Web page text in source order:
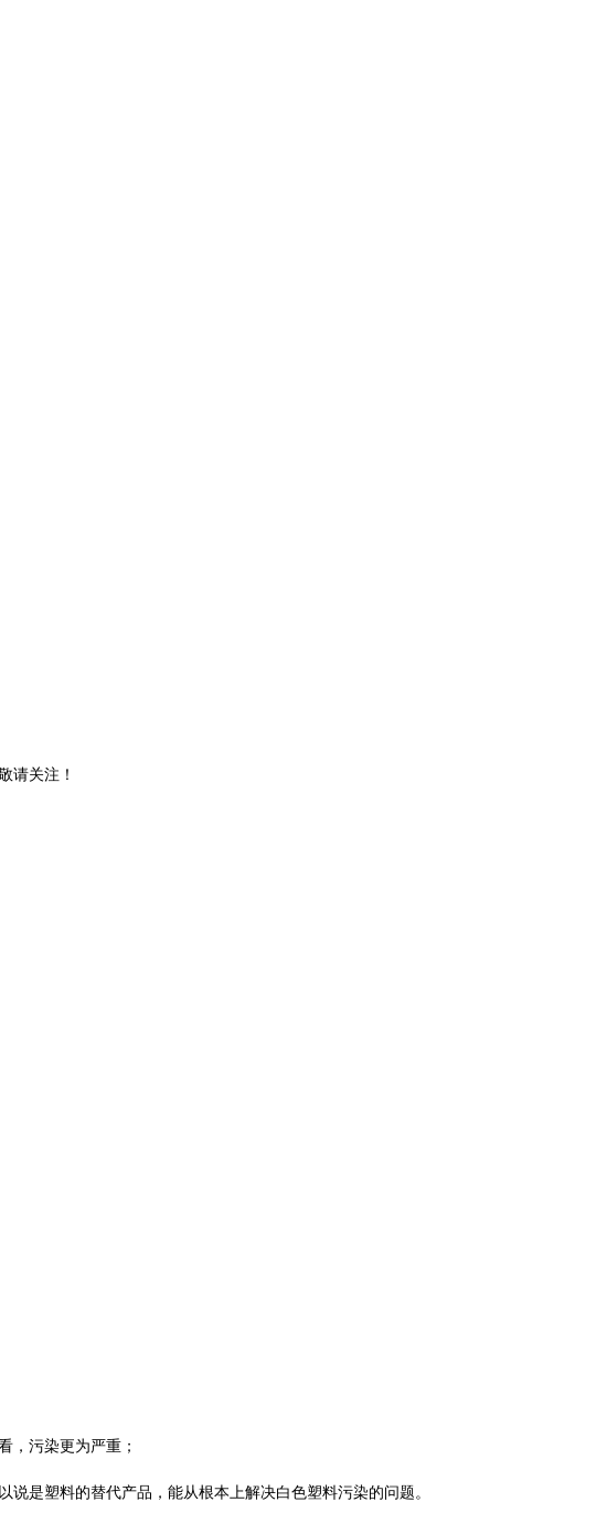
请关注！
，污染更为严重；
说是塑料的替代产品，能从根本上解决白色塑料污染的问题。